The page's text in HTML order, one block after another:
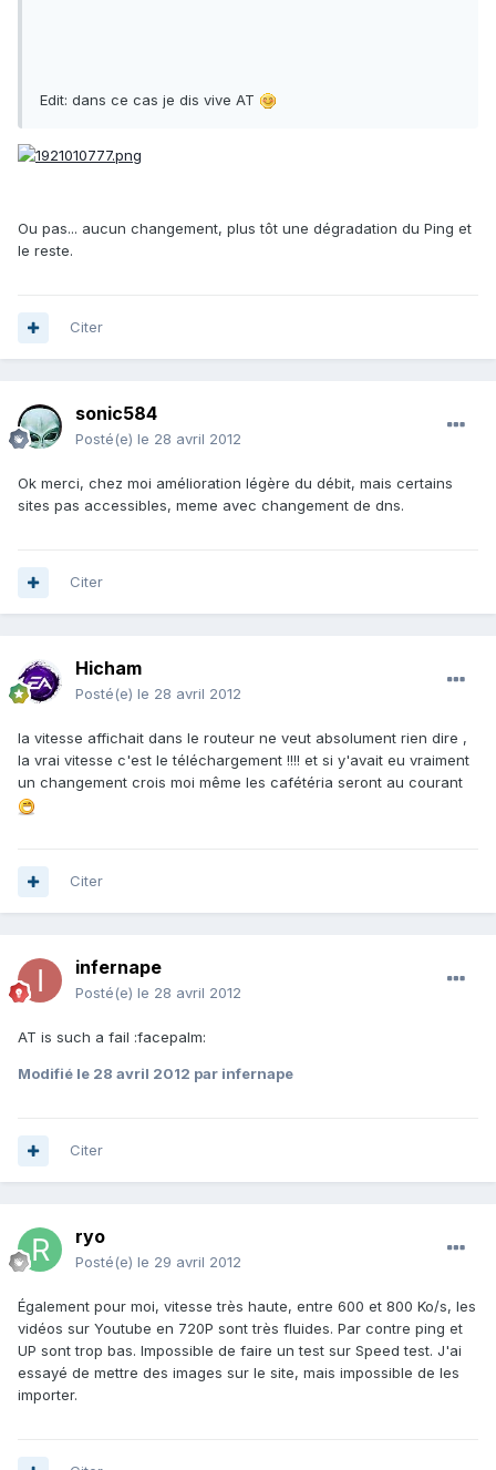
Edit: dans ce cas je dis vive AT
Ou pas... aucun changement, plus tôt une dégradation du Ping et
le reste.
Citer
sonic584
Posté(e) le 28 avril 2012
Ok merci, chez moi amélioration légère du débit, mais certains
sites pas accessibles, meme avec changement de dns.
Citer
Hicham
Posté(e) le 28 avril 2012
la vitesse affichait dans le routeur ne veut absolument rien dire ,
la vrai vitesse c'est le téléchargement !!!! et si y'avait eu vraiment
un changement crois moi même les cafétéria seront au courant
Citer
infernape
Posté(e) le 28 avril 2012
AT is such a fail :facepalm:
Modifié le 28 avril 2012 par infernape
Citer
ryo
Posté(e) le 29 avril 2012
Également pour moi, vitesse très haute, entre 600 et 800 Ko/s, les
vidéos sur Youtube en 720P sont très fluides. Par contre ping et
UP sont trop bas. Impossible de faire un test sur Speed test. J'ai
essayé de mettre des images sur le site, mais impossible de les
importer.